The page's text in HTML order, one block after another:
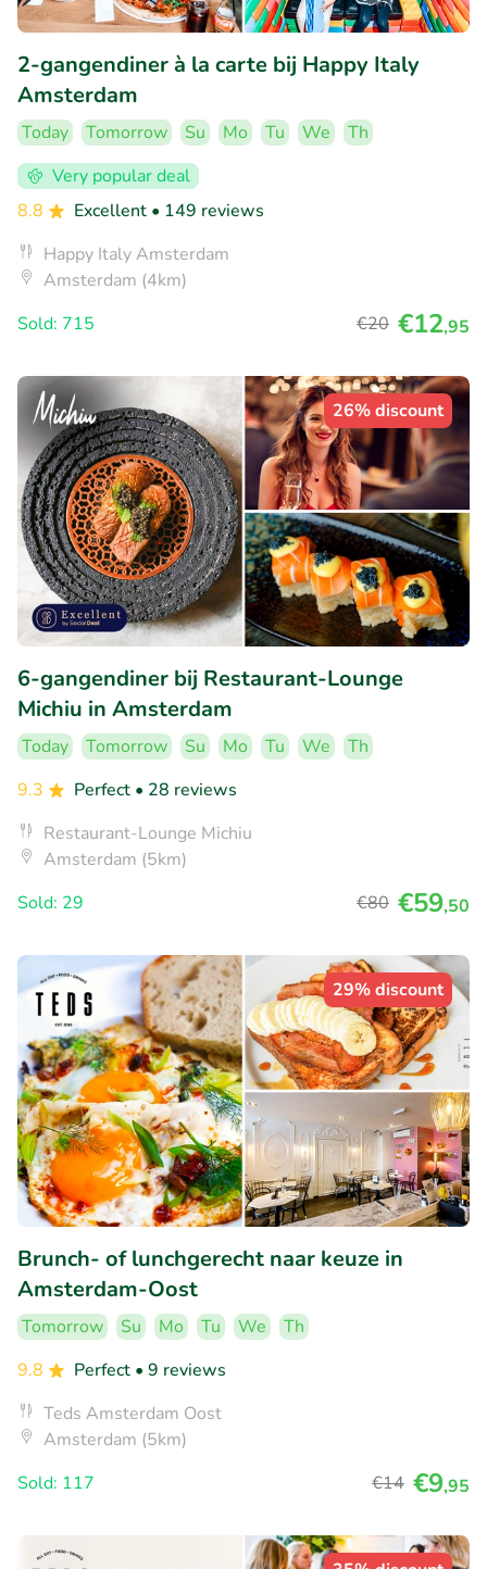
2-gangendiner à la carte bij Happy Italy
Amsterdam
Today Tomorrow Su Mo Tu We
Th
Very popular deal
8.8
Excellent • 149 reviews
Happy Italy Amsterdam
Amsterdam (4km)
Sold: 715
€20 €12,95
26% discount
6-gangendiner bij Restaurant-Lounge
Michiu in Amsterdam
Today Tomorrow Su Mo Tu We
Th
9.3
Perfect • 28 reviews
Restaurant-Lounge Michiu
Amsterdam (5km)
Sold: 29
€80 €59,50
29% discount
Brunch- of lunchgerecht naar keuze in
Amsterdam-Oost
Tomorrow Su Mo Tu We
Th
9.8
Perfect • 9 reviews
Teds Amsterdam Oost
Amsterdam (5km)
Sold: 117
€14 €9,95